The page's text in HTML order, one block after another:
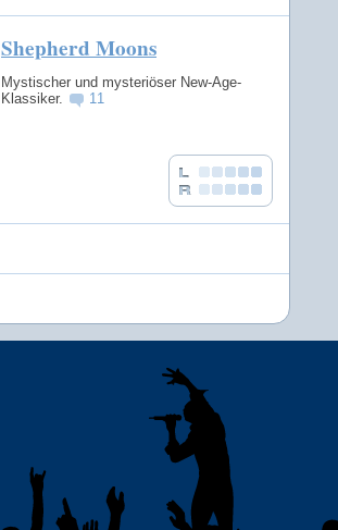
Shepherd Moons
Mystischer und mysteriöser New-Age-
Klassiker.
11